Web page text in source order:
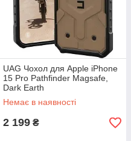
UAG Чохол для Apple iPhone
15 Pro Pathfinder Magsafe,
Dark Earth
Немає в наявності
2 199 ₴